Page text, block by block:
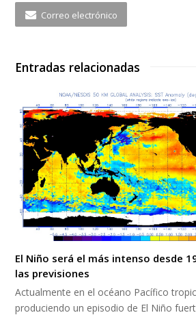
Correo electrónico
Entradas relacionadas
El Niño será el más intenso desde
las previsiones
Actualmente en el océano Pacífico
produciendo un episodio de El Niño